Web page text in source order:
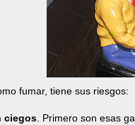
fumar, tiene sus riesgos:
ciegos . Primero son esas